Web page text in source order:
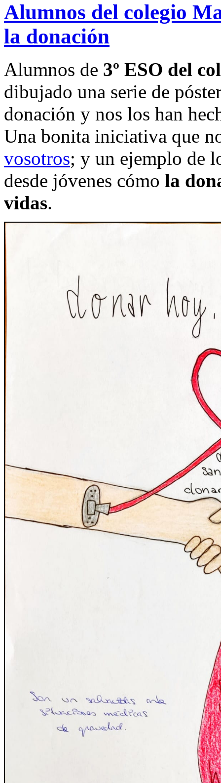
Alumnos del colegio
la donación
Alumnos de 3º ESO del
dibujado una serie de
donación y nos los han
Una bonita iniciativa que
vosotros; y un ejemplo de
desde jóvenes cómo la
vidas.